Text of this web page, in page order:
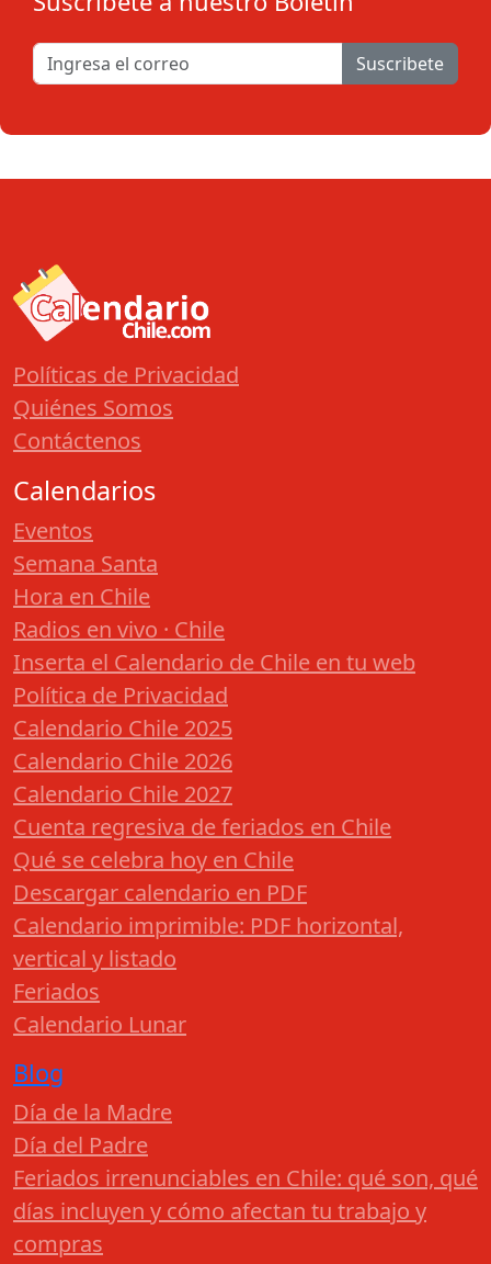
Suscribete
Políticas de Privacidad
Quiénes Somos
Contáctenos
Calendarios
Eventos
Semana Santa
Hora en Chile
Radios en vivo · Chile
Inserta el Calendario de Chile en tu web
Política de Privacidad
Calendario Chile 2025
Calendario Chile 2026
Calendario Chile 2027
Cuenta regresiva de feriados en Chile
Qué se celebra hoy en Chile
Descargar calendario en PDF
Calendario imprimible: PDF horizontal,
vertical y listado
Feriados
Calendario Lunar
Blog
Día de la Madre
Día del Padre
Feriados irrenunciables en Chile: qué son, qué
días incluyen y cómo afectan tu trabajo y
compras